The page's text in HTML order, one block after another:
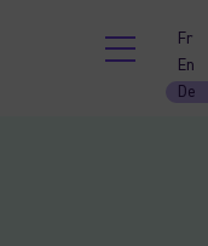
Fr
En
De